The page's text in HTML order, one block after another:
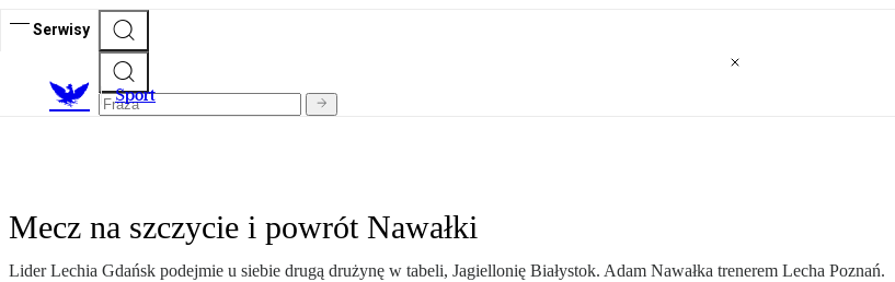
Serwisy
Sport
Mecz na szczycie i powrót Nawałki
Lider Lechia Gdańsk podejmie u siebie drugą drużynę w tabeli, Jagiellonię Białystok. Adam Nawałka trenerem Lecha Poznań.